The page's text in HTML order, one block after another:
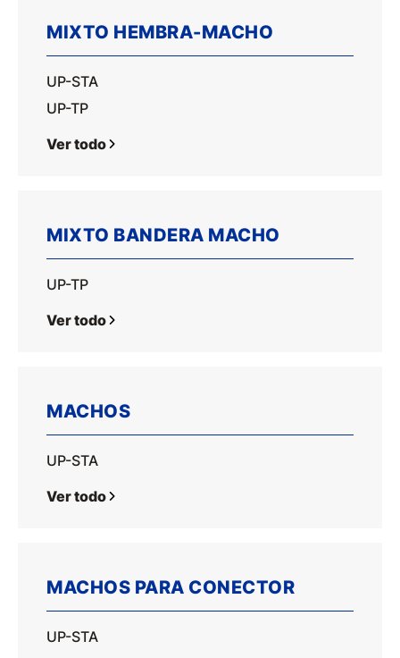
MIXTO HEMBRA-MACHO
UP-STA
UP-TP
Ver todo
MIXTO BANDERA MACHO
UP-TP
Ver todo
MACHOS
UP-STA
Ver todo
MACHOS PARA CONECTOR
UP-STA